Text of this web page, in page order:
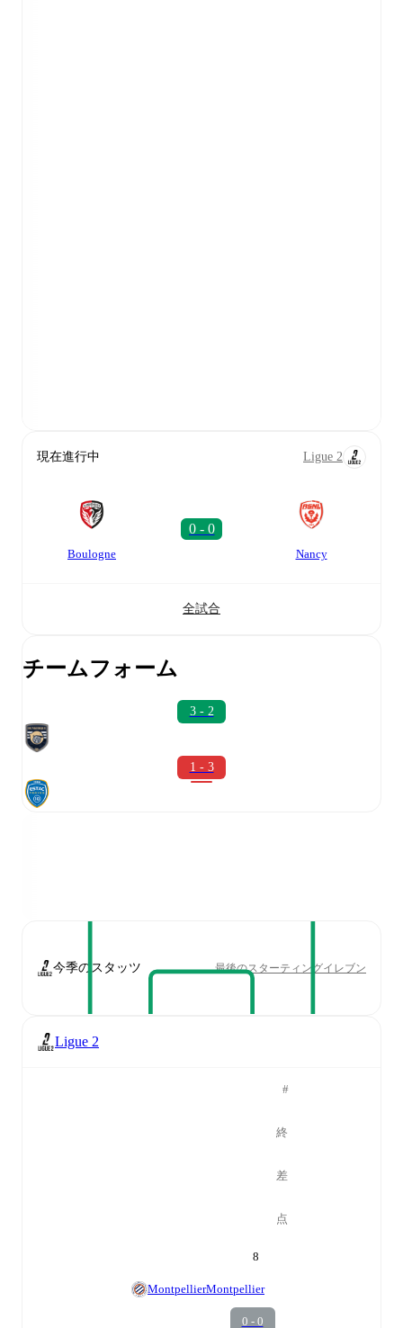
現在進行中 Ligue 2
Boulogne Nancy
全試合
チームフォーム
3 - 2
1 - 3
今季のスタッツ 最後のスターティングイレブン
Ligue 2
#
終
差
点
8
MontpellierMontpellier
0 - 0